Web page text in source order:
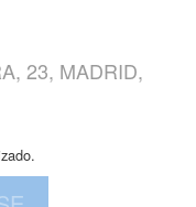
23, MADRID,